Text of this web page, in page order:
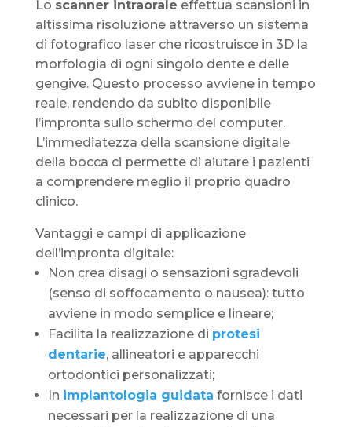
Lo scanner intraorale effettua scansioni in
altissima risoluzione attraverso un sistema
di fotografico laser che ricostruisce in 3D la
morfologia di ogni singolo dente e delle
gengive. Questo processo avviene in tempo
reale, rendendo da subito disponibile
l’impronta sullo schermo del computer.
L’immediatezza della scansione digitale
della bocca ci permette di aiutare i pazienti
a comprendere meglio il proprio quadro
clinico.
Vantaggi e campi di applicazione
dell’impronta digitale:
Non crea disagi o sensazioni sgradevoli
(senso di soffocamento o nausea): tutto
avviene in modo semplice e lineare;
Facilita la realizzazione di protesi
dentarie, allineatori e apparecchi
ortodontici personalizzati;
In implantologia guidata fornisce i dati
necessari per la realizzazione di una